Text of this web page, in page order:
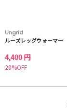
Ungrid
ルーズレッグウォーマー
4,400 円
20%OFF